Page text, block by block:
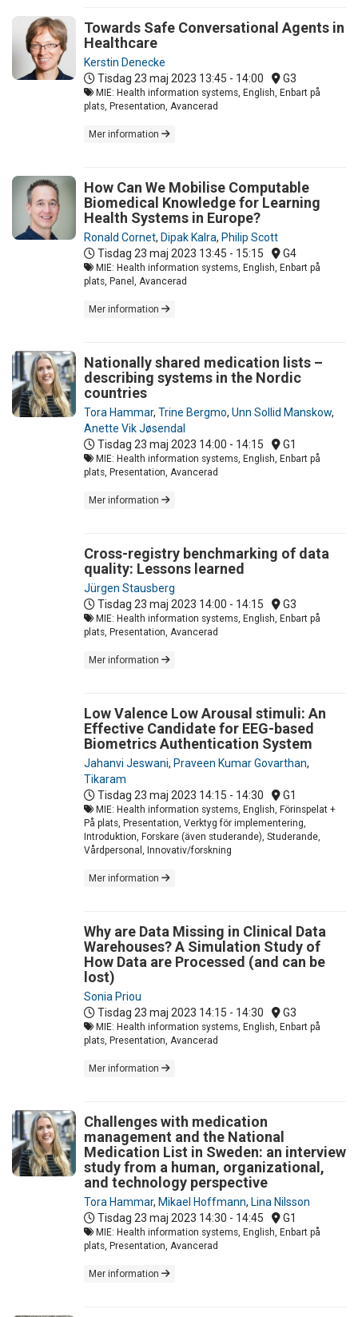
Towards Safe Conversational Agents in
Healthcare
Kerstin Denecke
Tisdag 23 maj 2023 13:45 - 14:00 G3
MIE: Health information systems, English, Enbart på
plats, Presentation, Avancerad
Mer information
How Can We Mobilise Computable
Biomedical Knowledge for Learning
Health Systems in Europe?
Ronald Cornet, Dipak Kalra, Philip Scott
Tisdag 23 maj 2023 13:45 - 15:15 G4
MIE: Health information systems, English, Enbart på
plats, Panel, Avancerad
Mer information
Nationally shared medication lists –
describing systems in the Nordic
countries
Tora Hammar, Trine Bergmo, Unn Sollid Manskow,
Anette Vik Jøsendal
Tisdag 23 maj 2023 14:00 - 14:15 G1
MIE: Health information systems, English, Enbart på
plats, Presentation, Avancerad
Mer information
Cross-registry benchmarking of data
quality: Lessons learned
Jürgen Stausberg
Tisdag 23 maj 2023 14:00 - 14:15 G3
MIE: Health information systems, English, Enbart på
plats, Presentation, Avancerad
Mer information
Low Valence Low Arousal stimuli: An
Effective Candidate for EEG-based
Biometrics Authentication System
Jahanvi Jeswani, Praveen Kumar Govarthan,
Tikaram
Tisdag 23 maj 2023 14:15 - 14:30 G1
MIE: Health information systems, English, Förinspelat +
På plats, Presentation, Verktyg för implementering,
Introduktion, Forskare (även studerande), Studerande,
Vårdpersonal, Innovativ/forskning
Mer information
Why are Data Missing in Clinical Data
Warehouses? A Simulation Study of
How Data are Processed (and can be
lost)
Sonia Priou
Tisdag 23 maj 2023 14:15 - 14:30 G3
MIE: Health information systems, English, Enbart på
plats, Presentation, Avancerad
Mer information
Challenges with medication
management and the National
Medication List in Sweden: an interview
study from a human, organizational,
and technology perspective
Tora Hammar, Mikael Hoffmann, Lina Nilsson
Tisdag 23 maj 2023 14:30 - 14:45 G1
MIE: Health information systems, English, Enbart på
plats, Presentation, Avancerad
Mer information